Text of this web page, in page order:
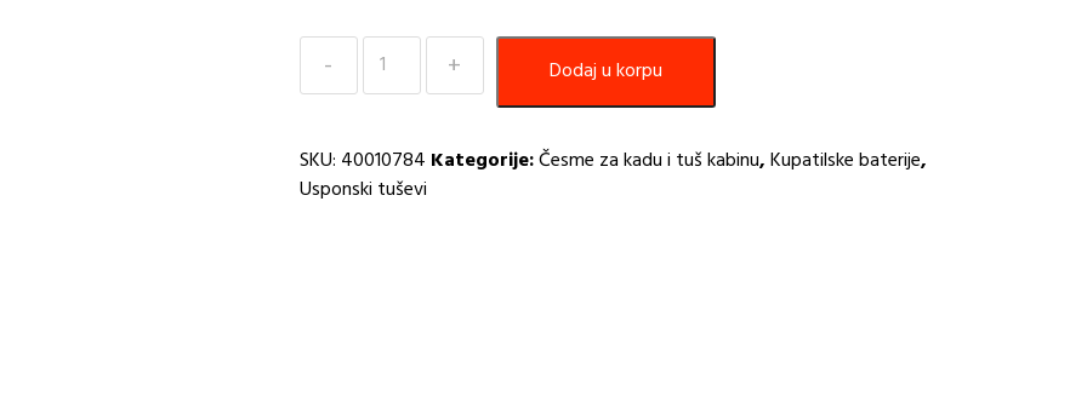
Tuš
FLUENTA
Crni
PEŠTAN
Dodaj u korpu
SKU: 40010784 Kategorije:Česme za kadu i tuš kabinu,Kupatilske baterije,
Usponski tuševi